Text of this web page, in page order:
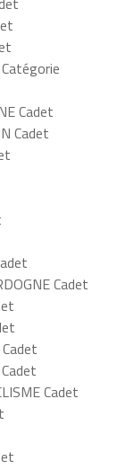
Catégorie
Cadet
Cadet
Cadet
Cadet